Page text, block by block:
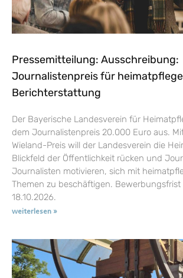
Pressemitteilung: Ausschreibung:
Journalistenpreis für
Berichterstattung
Der Bayerische Landesverein für
dem Journalistenpreis 20.000 Euro aus.
Wieland-Preis will der Landesverein die
Blickfeld der Öffentlichkeit rücken und
Journalisten motivieren, sich mit
Themen zu beschäftigen. Bewerbungsfrist
18.10.2026.
weiterlesen »